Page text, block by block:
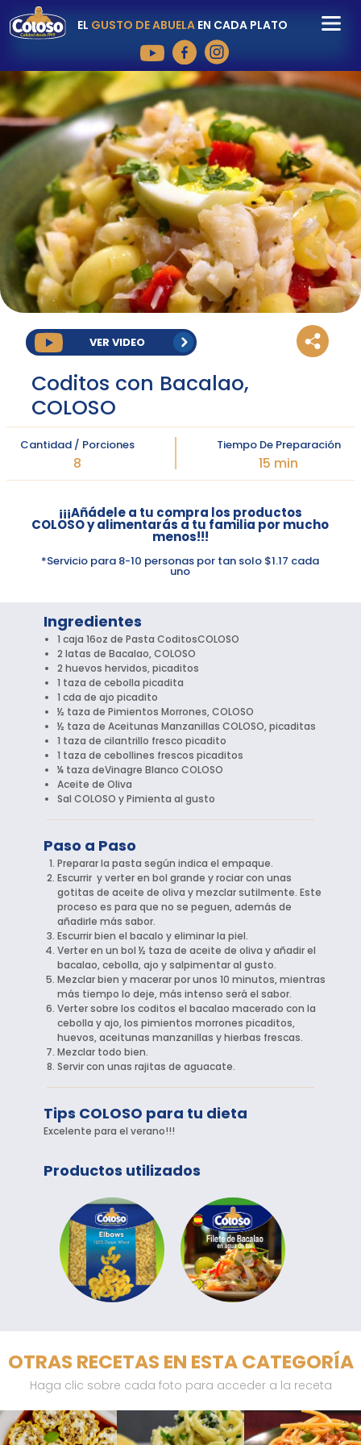
EL GUSTO DE ABUELAEN CADA PLATO
VER VIDEO
Coditos con Bacalao,
COLOSO
Cantidad / Porciones
8
Tiempo De Preparación
15 min
¡¡¡Añádele a tu compra los productos
COLOSO y alimentarás a tu familia por mucho
menos!!!
*Servicio para 8-10 personas por tan solo $1.17 cada
uno
Ingredientes
1 caja 16oz de Pasta CoditosCOLOSO
2 latas de Bacalao, COLOSO
2 huevos hervidos, picaditos
1 taza de cebolla picadita
1 cda de ajo picadito
½ taza de Pimientos Morrones, COLOSO
½ taza de Aceitunas Manzanillas COLOSO, picaditas
1 taza de cilantrillo fresco picadito
1 taza de cebollines frescos picaditos
¼ taza deVinagre Blanco COLOSO
Aceite de Oliva
Sal COLOSO y Pimienta al gusto
Paso a Paso
Preparar la pasta según indica el empaque.
Escurrir y verter en bol grande y rociar con unas
gotitas de aceite de oliva y mezclar sutilmente. Este
proceso es para que no se peguen, además de
añadirle más sabor.
Escurrir bien el bacalo y eliminar la piel.
Verter en un bol ½ taza de aceite de oliva y añadir el
bacalao, cebolla, ajo y salpimentar al gusto.
Mezclar bien y macerar por unos 10 minutos, mientras
más tiempo lo deje, más intenso será el sabor.
Verter sobre los coditos el bacalao macerado con la
cebolla y ajo, los pimientos morrones picaditos,
huevos, aceitunas manzanillas y hierbas frescas.
Mezclar todo bien.
Servir con unas rajitas de aguacate.
Tips COLOSO para tu dieta
Excelente para el verano!!!
Productos utilizados
OTRAS RECETAS EN ESTA CATEGORÍA
Haga clic sobre cada foto para acceder a la receta